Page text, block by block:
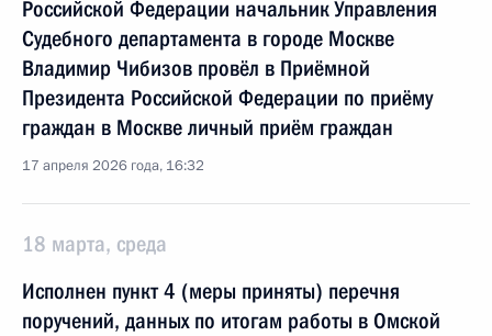
Российской Федерации начальник Управления
Судебного департамента в городе Москве
Владимир Чибизов провёл в Приёмной
Президента Российской Федерации по приёму
граждан в Москве личный приём граждан
17 апреля 2026 года, 16:32
18 марта, среда
Исполнен пункт 4 (меры приняты) перечня
поручений, данных по итогам работы в Омской